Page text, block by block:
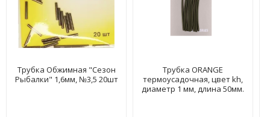
Трубка Обжимная "Сезон
Рыбалки" 1,6мм, №3,5 20шт
Трубка ORANGE
термоусадочная, цвет kh,
диаметр 1 мм, длина 50мм.